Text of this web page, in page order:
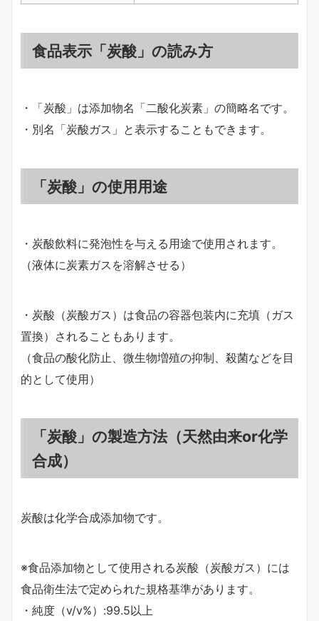
食品表示「炭酸」の読み方
・「炭酸」は添加物名「二酸化炭素」の簡略名です。
・別名「炭酸ガス」と表示することもできます。
「炭酸」の使用用途
・炭酸飲料に発泡性を与える用途で使用されます。
（液体に炭素ガスを溶解させる）
・炭酸（炭酸ガス）は食品の容器包装内に充填（ガス
置換）されることもあります。
（食品の酸化防止、微生物増殖の抑制、殺菌などを目
的として使用）
「炭酸」の製造方法（天然由来or化学
合成）
炭酸は化学合成添加物です。
※食品添加物として使用される炭酸（炭酸ガス）には
食品衛生法で定められた規格基準があります。
・純度（v/v%）:99.5以上